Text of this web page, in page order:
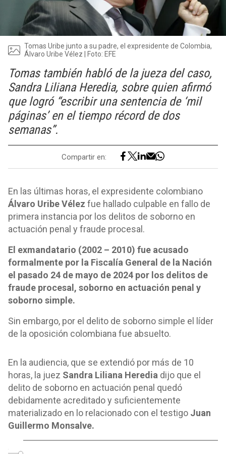
Tomas Uribe junto a su padre, el expresidente de Colombia,
Álvaro Uribe Vélez | Foto: EFE
Tomas también habló de la jueza del caso,
Sandra Liliana Heredia, sobre quien afirmó
que logró “escribir una sentencia de ‘mil
páginas’ en el tiempo récord de dos
semanas”.
Compartir en:
En las últimas horas, el expresidente colombiano
Álvaro Uribe Vélez fue hallado culpable en fallo de
primera instancia por los delitos de soborno en
actuación penal y fraude procesal.
El exmandatario (2002 – 2010) fue acusado
formalmente por la Fiscalía General de la Nación
el pasado 24 de mayo de 2024 por los delitos de
fraude procesal, soborno en actuación penal y
soborno simple.
Sin embargo, por el delito de soborno simple el líder
de la oposición colombiana fue absuelto.
En la audiencia, que se extendió por más de 10
horas, la juez Sandra Liliana Heredia dijo que el
delito de soborno en actuación penal quedó
debidamente acreditado y suficientemente
materializado en lo relacionado con el testigo Juan
Guillermo Monsalve.